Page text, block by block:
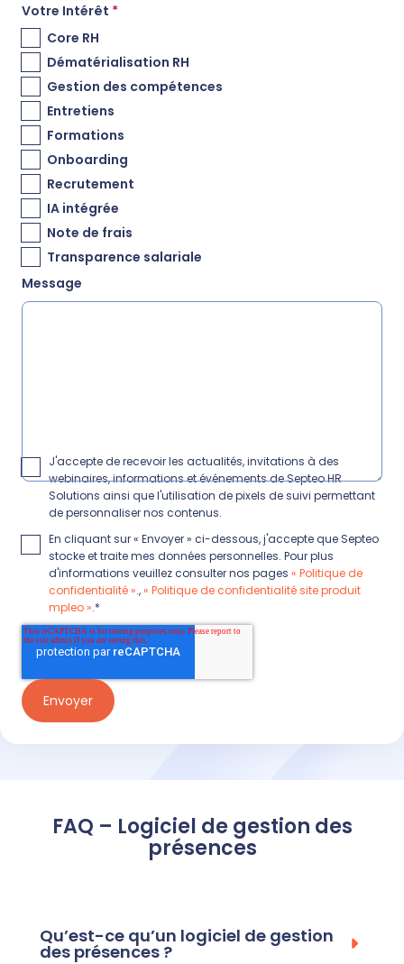
Votre Intérêt *
Core RH
Dématérialisation RH
Gestion des compétences
Entretiens
Formations
Onboarding
Recrutement
IA intégrée
Note de frais
Transparence salariale
Message
J'accepte de recevoir les actualités, invitations à des
webinaires, informations et événements de Septeo HR
Solutions ainsi que l'utilisation de pixels de suivi permettant
de personnaliser nos contenus.
En cliquant sur « Envoyer » ci-dessous, j'accepte que Septeo
stocke et traite mes données personnelles. Pour plus
d'informations veuillez consulter nos pages « Politique de
confidentialité ».,« Politique de confidentialité site produit
mpleo ».*
FAQ – Logiciel de gestion des
présences
Qu’est-ce qu’un logiciel de gestion
des présences ?